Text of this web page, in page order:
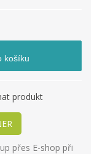
košíku
produkt
přes E-shop při